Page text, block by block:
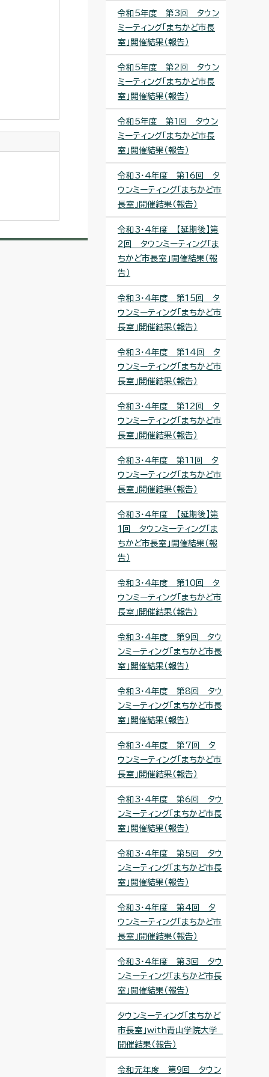
令和5年度 第3回 タウン
ミーティング「まちかど市長
室」開催結果（報告）
令和5年度 第2回 タウン
ミーティング「まちかど市長
室」開催結果（報告）
令和5年度 第1回 タウン
ミーティング「まちかど市長
室」開催結果（報告）
令和3・4年度 第16回 タ
ウンミーティング「まちかど市
長室」開催結果（報告）
令和3・4年度 【延期後】第
2回 タウンミーティング「ま
ちかど市長室」開催結果（報
告）
令和3・4年度 第15回 タ
ウンミーティング「まちかど市
長室」開催結果（報告）
令和3・4年度 第14回 タ
ウンミーティング「まちかど市
長室」開催結果（報告）
令和3・4年度 第12回 タ
ウンミーティング「まちかど市
長室」開催結果（報告）
令和3・4年度 第11回 タ
ウンミーティング「まちかど市
長室」開催結果（報告）
令和3・4年度 【延期後】第
1回 タウンミーティング「ま
ちかど市長室」開催結果（報
告）
令和3・4年度 第10回 タ
ウンミーティング「まちかど市
長室」開催結果（報告）
令和3・4年度 第9回 タウ
ンミーティング「まちかど市長
室」開催結果（報告）
令和3・4年度 第8回 タウ
ンミーティング「まちかど市長
室」開催結果（報告）
令和3・4年度 第7回 タ
ウンミーティング「まちかど市
長室」開催結果（報告）
令和3・4年度 第6回 タウ
ンミーティング「まちかど市長
室」開催結果（報告）
令和3・4年度 第5回 タウ
ンミーティング「まちかど市長
室」開催結果（報告）
令和3・4年度 第4回 タ
ウンミーティング「まちかど市
長室」開催結果（報告）
令和3・4年度 第3回 タウ
ンミーティング「まちかど市長
室」開催結果（報告）
タウンミーティング「まちかど
市長室」with青山学院大学
開催結果（報告）
令和元年度 第9回 タウン